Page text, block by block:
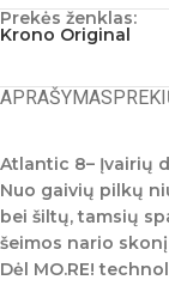
Prekės ženklas:
Krono Original
APRAŠYMAS
Atlantic 8– Įvairių
Nuo gaivių pilkų
bei šiltų, tamsių
šeimos nario
Dėl MO.RE!